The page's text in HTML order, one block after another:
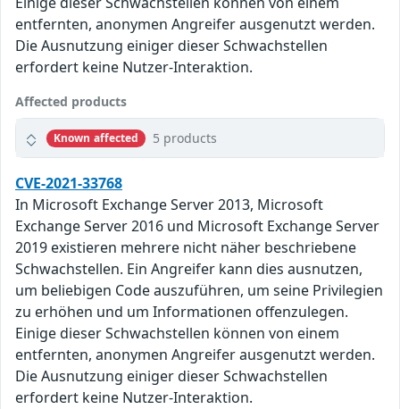
entfernten, anonymen Angreifer ausgenutzt werden.
Die Ausnutzung einiger dieser Schwachstellen
erfordert keine Nutzer-Interaktion.
Affected products
Known affected 5 products
CVE-2021-33768
In Microsoft Exchange Server 2013, Microsoft
Exchange Server 2016 und Microsoft Exchange Server
2019 existieren mehrere nicht näher beschriebene
Schwachstellen. Ein Angreifer kann dies ausnutzen,
um beliebigen Code auszuführen, um seine Privilegien
zu erhöhen und um Informationen offenzulegen.
Einige dieser Schwachstellen können von einem
entfernten, anonymen Angreifer ausgenutzt werden.
Die Ausnutzung einiger dieser Schwachstellen
erfordert keine Nutzer-Interaktion.